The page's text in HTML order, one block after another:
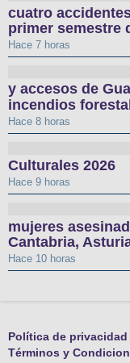
cuatro
primer semestre
Hace 7 horas
y accesos de
incendios
Hace 8 horas
Culturales 2026
Hace 9 horas
mujeres
Cantabria,
Hace 10 horas
Política de privacidad
Términos y